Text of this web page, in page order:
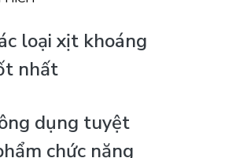
loại xịt khoáng
nhất
dụng tuyệt
chức năng